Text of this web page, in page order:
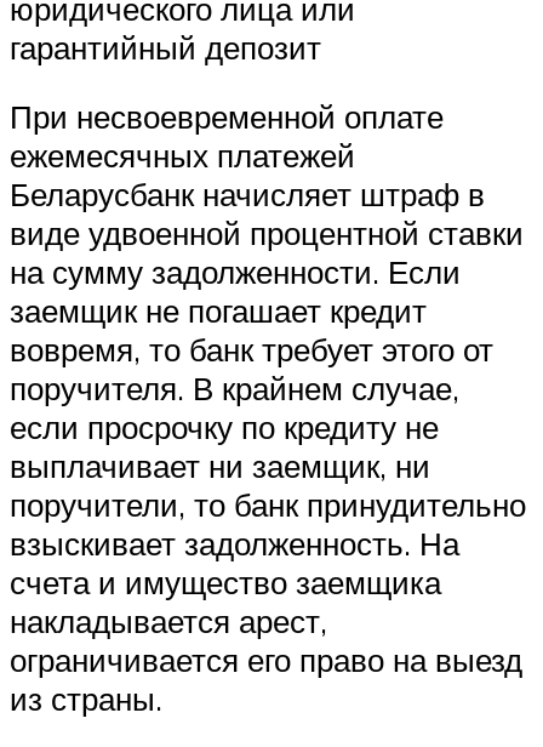
юридического лица или
гарантийный депозит
При несвоевременной оплате
ежемесячных платежей
Беларусбанк начисляет штраф в
виде удвоенной процентной ставки
на сумму задолженности. Если
заемщик не погашает кредит
вовремя, то банк требует этого от
поручителя. В крайнем случае,
если просрочку по кредиту не
выплачивает ни заемщик, ни
поручители, то банк принудительно
взыскивает задолженность. На
счета и имущество заемщика
накладывается арест,
ограничивается его право на выезд
из страны.